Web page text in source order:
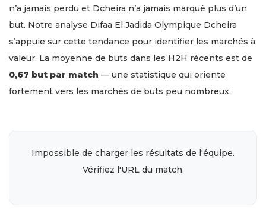
n’a jamais perdu et Dcheira n’a jamais marqué plus d’un
but. Notre analyse Difaa El Jadida Olympique Dcheira
s’appuie sur cette tendance pour identifier les marchés à
valeur. La moyenne de buts dans les H2H récents est de
0,67 but par match — une statistique qui oriente
fortement vers les marchés de buts peu nombreux.
Impossible de charger les résultats de l'équipe.
Vérifiez l'URL du match.